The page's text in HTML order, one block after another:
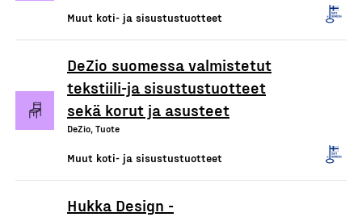
Muut koti- ja sisustustuotteet
DeZio suomessa valmistetut
tekstiili-ja sisustustuotteet
sekä korut ja asusteet
DeZio, Tuote
Muut koti- ja sisustustuotteet
Hukka Design -